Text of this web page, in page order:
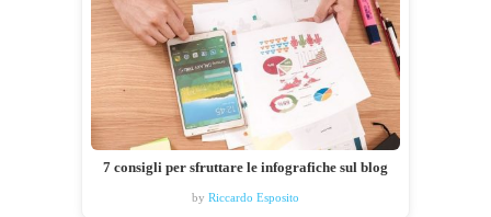
7 consigli per sfruttare le infografiche sul blog
by Riccardo Esposito